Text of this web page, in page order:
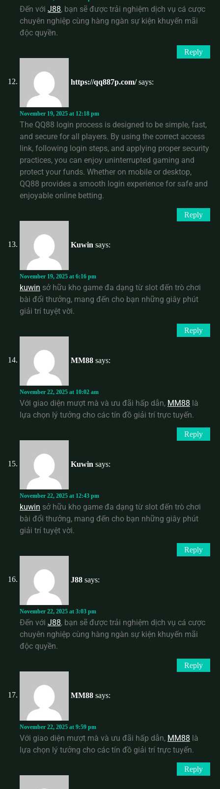
Đến với J88, bạn sẽ được trải nghiệm dịch vụ cá cược
chuyên nghiệp cùng hàng ngàn sự kiện khuyến mãi
độc quyền.
Reply
https://qq887p.com/ says:
November 19, 2025 at 12:18 pm
The QQ88 login process is designed to be simple, fast,
and secure for all players. By using the correct access
link, following login steps, and applying proper security
practices, you can enjoy uninterrupted gaming and
protect your funds. Whether on mobile or desktop,
QQ88 provides a smooth login experience for safe and
enjoyable online betting.
Reply
Kuwin says:
November 19, 2025 at 6:16 pm
kuwin sở hữu kho game đa dạng từ slot đến trò chơi
bài đổi thưởng, mang đến cho bạn những giây phút
giải trí tuyệt vời.
Reply
MM88 says:
November 22, 2025 at 10:02 am
Với giao diện mượt mà và ưu đãi hấp dẫn, MM88 là
lựa chọn lý tưởng cho các tín đồ giải trí trực tuyến.
Reply
Kuwin says:
November 22, 2025 at 12:43 pm
kuwin sở hữu kho game đa dạng từ slot đến trò chơi
bài đổi thưởng, mang đến cho bạn những giây phút
giải trí tuyệt vời.
Reply
J88 says:
November 22, 2025 at 3:03 pm
Đến với J88, bạn sẽ được trải nghiệm dịch vụ cá cược
chuyên nghiệp cùng hàng ngàn sự kiện khuyến mãi
độc quyền.
Reply
MM88 says:
November 22, 2025 at 9:59 pm
Với giao diện mượt mà và ưu đãi hấp dẫn, MM88 là
lựa chọn lý tưởng cho các tín đồ giải trí trực tuyến.
Reply